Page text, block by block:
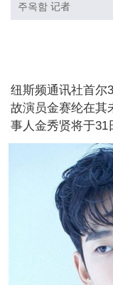
주옥함 记者
纽斯频通讯社首尔
故演员金赛纶在其
事人金秀贤将于31